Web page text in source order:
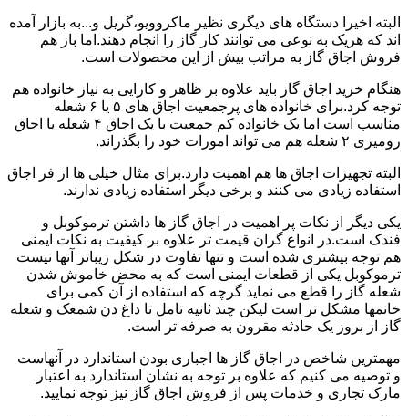
البته اخیرا دستگاه های دیگری نظیر ماکروویو،گریل و...به بازار آمده
اند که هریک به نوعی می توانند کار گاز را انجام دهند.اما باز هم
فروش اجاق گاز به مراتب بیش از این محصولات است.
هنگام خرید اجاق گاز باید علاوه بر ظاهر و کارایی به نیاز خانواده هم
توجه کرد.برای خانواده های پرجمعیت اجاق های ۵ یا ۶ شعله
مناسب است اما یک خانواده کم جمعیت با یک اجاق ۴ شعله یا اجاق
رومیزی ۲ شعله هم می تواند امورات خود را بگذراند.
البته تجهیزات اجاق ها هم اهمیت دارد.برای مثال خیلی ها از فر اجاق
استفاده زیادی می کنند و برخی دیگر استفاده زیادی ندارند.
یکی دیگر از نکات پر اهمیت در اجاق گاز ها داشتن ترموکوبل و
فندک است.در انواع گران قیمت تر علاوه بر کیفیت به نکات ایمنی
هم توجه بیشتری شده است و تنها تفاوت در شکل زیباتر آنها نیست
ترموکوبل یکی از قطعات ایمنی است که به محض خاموش شدن
شعله گاز را قطع می نماید گرچه که استفاده از آن کمی برای
خانمها مشکل تر است لیکن چند ثانیه تامل تا داغ دن شمعک و شعله
گاز از بروز یک حادثه مقرون به صرفه تر است.
مهمترین شاخص در اجاق گاز ها اجباری بودن استاندارد در آنهاست
و توصیه می کنیم که علاوه بر توجه به نشان استاندارد به اعتبار
مارک تجاری و خدمات پس از فروش اجاق گاز نیز توجه نمایید.